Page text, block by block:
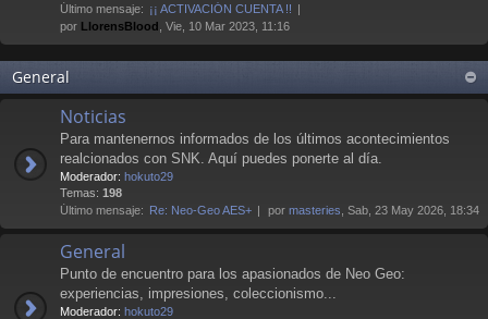
Último mensaje: ¡¡ ACTIVACIÓN CUENTA !!
por LlorensBlood , Vie, 10 Mar 2023, 11:16
General
Noticias
Para mantenernos informados de los últimos acontecimientos
realcionados con SNK. Aquí puedes ponerte al día.
Moderador: hokuto29
Temas: 198
Último mensaje: Re: Neo-Geo AES+ por masteries , Sab, 23 May 2026, 18:34
General
Punto de encuentro para los apasionados de Neo Geo:
experiencias, impresiones, coleccionismo...
Moderador: hokuto29